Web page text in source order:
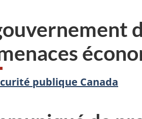
publique Canada